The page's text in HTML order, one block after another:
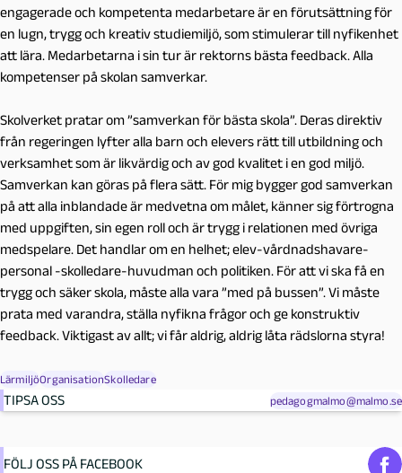
engagerade och kompetenta medarbetare är en förutsättning för
en lugn, trygg och kreativ studiemiljö, som stimulerar till nyfikenhet
att lära. Medarbetarna i sin tur är rektorns bästa feedback. Alla
kompetenser på skolan samverkar.
Skolverket pratar om ”samverkan för bästa skola”. Deras direktiv
från regeringen lyfter alla barn och elevers rätt till utbildning och
verksamhet som är likvärdig och av god kvalitet i en god miljö.
Samverkan kan göras på flera sätt. För mig bygger god samverkan
på att alla inblandade är medvetna om målet, känner sig förtrogna
med uppgiften, sin egen roll och är trygg i relationen med övriga
medspelare. Det handlar om en helhet; elev-vårdnadshavare-
personal -skolledare-huvudman och politiken. För att vi ska få en
trygg och säker skola, måste alla vara ”med på bussen”. Vi måste
prata med varandra, ställa nyfikna frågor och ge konstruktiv
feedback. Viktigast av allt; vi får aldrig, aldrig låta rädslorna styra!
LärmiljöOrganisationSkolledare
TIPSA OSS pedagogmalmo@malmo.se
FÖLJ OSS PÅ FACEBOOK